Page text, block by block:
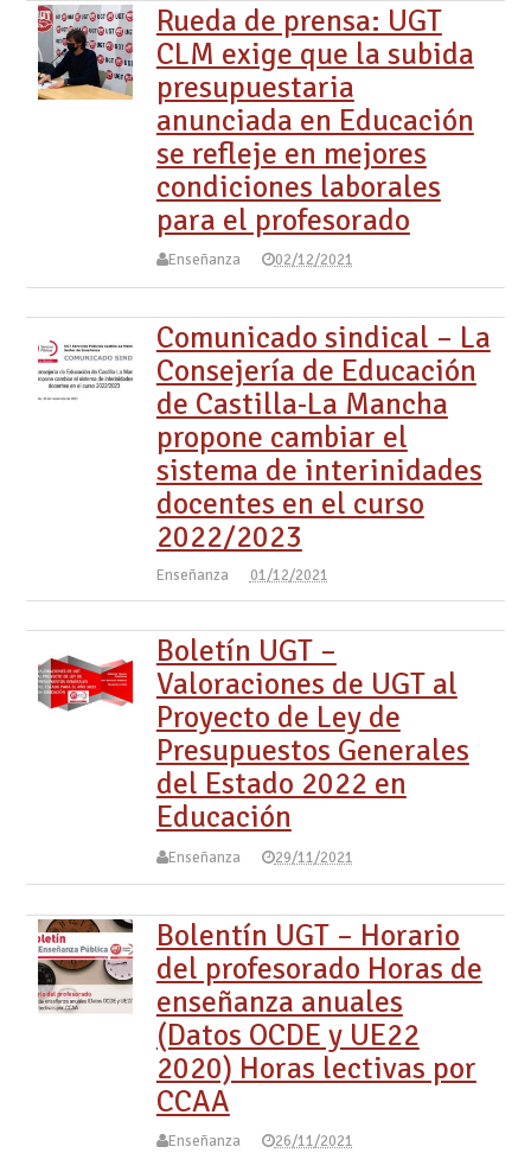
Rueda de prensa: UGT
CLM exige que la subida
presupuestaria
anunciada en Educación
se refleje en mejores
condiciones laborales
para el profesorado
Enseñanza 02/12/2021
Comunicado sindical – La
Consejería de Educación
de Castilla-La Mancha
propone cambiar el
sistema de interinidades
docentes en el curso
2022/2023
Enseñanza 01/12/2021
Boletín UGT –
Valoraciones de UGT al
Proyecto de Ley de
Presupuestos Generales
del Estado 2022 en
Educación
Enseñanza 29/11/2021
Bolentín UGT – Horario
del profesorado Horas de
enseñanza anuales
(Datos OCDE y UE22
2020) Horas lectivas por
CCAA
Enseñanza 26/11/2021